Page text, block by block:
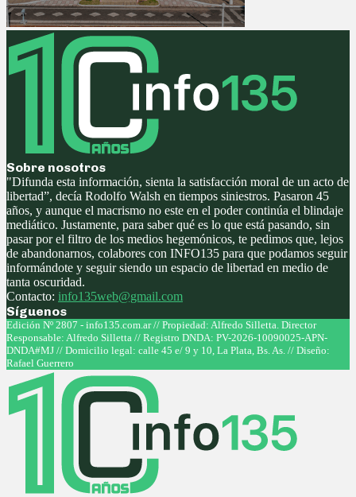
Sobre nosotros
"Difunda esta información, sienta la satisfacción moral de un acto de
libertad”, decía Rodolfo Walsh en tiempos siniestros. Pasaron 45
años, y aunque el macrismo no este en el poder continúa el blindaje
mediático. Justamente, para saber qué es lo que está pasando, sin
pasar por el filtro de los medios hegemónicos, te pedimos que, lejos
de abandonarnos, colabores con INFO135 para que podamos seguir
informándote y seguir siendo un espacio de libertad en medio de
tanta oscuridad.
Contacto: info135web@gmail.com
Síguenos
Facebook
Twitter
Instagram
Youtube
Edición Nº 2807 - info135.com.ar // Propiedad: Alfredo Silletta. Director
Responsable: Alfredo Silletta // Registro DNDA: PV-2026-10090025-APN-
DNDA#MJ // Domicilio legal: calle 45 e/ 9 y 10, La Plata, Bs. As. // Diseño:
Rafael Guerrero